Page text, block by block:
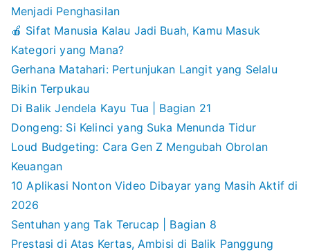
Menjadi Penghasilan
🍎 Sifat Manusia Kalau Jadi Buah, Kamu Masuk
Kategori yang Mana?
Gerhana Matahari: Pertunjukan Langit yang Selalu
Bikin Terpukau
Di Balik Jendela Kayu Tua | Bagian 21
Dongeng: Si Kelinci yang Suka Menunda Tidur
Loud Budgeting: Cara Gen Z Mengubah Obrolan
Keuangan
10 Aplikasi Nonton Video Dibayar yang Masih Aktif di
2026
Sentuhan yang Tak Terucap | Bagian 8
Prestasi di Atas Kertas, Ambisi di Balik Panggung